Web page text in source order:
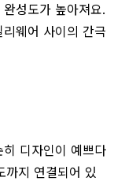
성도가 높아져요.
웨어 사이의 간극
디자인이 예쁘다
까지 연결되어 있